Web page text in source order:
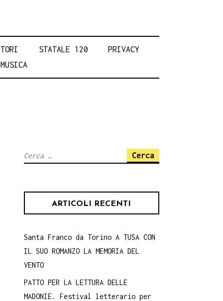
STATALE 120
PRIVACY
MUSICA
Ricerca
ARTICOLI RECENTI
Santa Franco da Torino A TUSA CON
IL SUO ROMANZO LA MEMORIA DEL
VENTO
PATTO PER LA LETTURA DELLE
MADONIE. Festival letterario per